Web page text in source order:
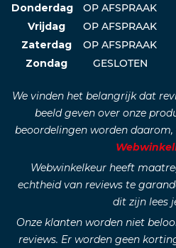
Donderdag
OP AFSPRAAK
Vrijdag
OP AFSPRAAK
Zaterdag
OP AFSPRAAK
Zondag
GESLOTEN
We vinden het belangrijk dat
beeld geven over onze
beoordelingen worden
Webwinkelkeur heeft
echtheid van reviews te
dit zijn lees
Onze klanten worden niet
reviews. Er worden geen